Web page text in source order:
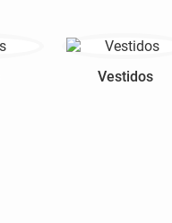
Vestidos